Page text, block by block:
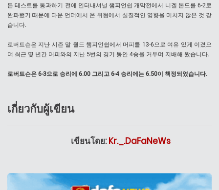
든 테스트를 통과하기 전에 인터내셔널 챔피언쉽 개막전에서 니겔 본드를 6-2로
완파했기 때문에 다운 언더에서 온 위협에서 실질적인 영향을 미치지 않은 것 같
습니다.
로버트슨은 지난 시즌 말 월드 챔피언쉽에서 머피를 13-6으로 여유 있게 이겼으
며 최근 몇 년간 머피와의 지난 5번의 경기 동안 4승을 거두며 지배해 왔습니다.
로버트슨은 6-3으로 승리에 6.00 그리고 6-4 승리에는 6.50이 책정되었습니다.
เกี่ยวกับผู้เขียน
เขียนโดย:Kr._.DaFaNeWs